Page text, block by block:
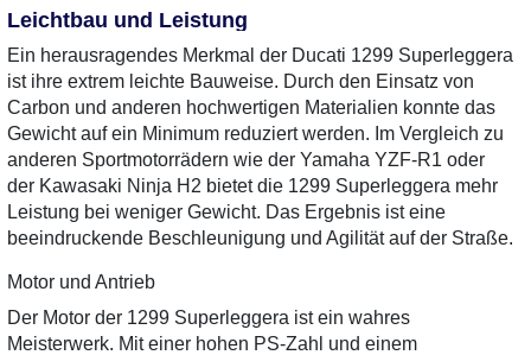
Leichtbau und Leistung
Ein herausragendes Merkmal der Ducati 1299 Superleggera
ist ihre extrem leichte Bauweise. Durch den Einsatz von
Carbon und anderen hochwertigen Materialien konnte das
Gewicht auf ein Minimum reduziert werden. Im Vergleich zu
anderen Sportmotorrädern wie der Yamaha YZF-R1 oder
der Kawasaki Ninja H2 bietet die 1299 Superleggera mehr
Leistung bei weniger Gewicht. Das Ergebnis ist eine
beeindruckende Beschleunigung und Agilität auf der Straße.
Motor und Antrieb
Der Motor der 1299 Superleggera ist ein wahres
Meisterwerk. Mit einer hohen PS-Zahl und einem